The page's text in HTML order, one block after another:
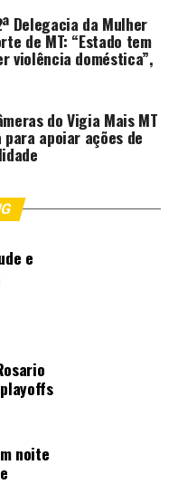
Delegacia da Mulher
de MT: “Estado tem
violência doméstica”,
do Vigia Mais MT
apoiar ações de
e
noite